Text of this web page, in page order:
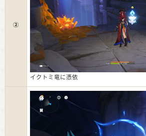
②
イクトミ竜に憑依